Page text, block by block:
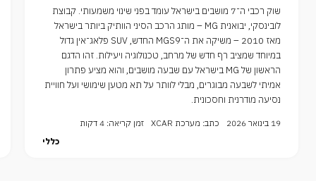
שוק רכבי ה־7 מושבים בישראל עומד בפני שינוי משמעותי. קבוצת
לובינסקי, יבואנית MG – מותג הרכב הסיני הוותיק ביותר בישראל
מאז 2010 – משיקה את ה־MGS9 החדש, SUV פלאג־אין גדול
במיוחד שמציב רף חדש של מרחב, טכנולוגיה ויעילות. זהו הדגם
הראשון של MG בישראל עם שבעה מושבים, והוא מציע פתרון
אמיתי לשבעה מבוגרים, מבלי לוותר על תא מטען שימושי ועל חוויית
נסיעה מודרנית וחסכונית.
19 בינואר 2026 כתב: מערכת XCAR
זמן קריאה: 4 דקות
כללי